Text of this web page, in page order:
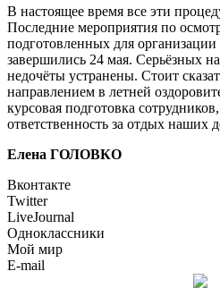
В настоящее время все эти
Последние мероприятия по
подготовленных для организации
завершились 24 мая. Серьёзных
недочёты устранены. Стоит
направлением в летней
курсовая подготовка
ответственность за отдых наших
Елена ГОЛОВКО
Вконтакте
Twitter
LiveJournal
Одноклассники
Мой мир
E-mail